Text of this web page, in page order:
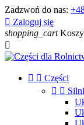
Zadzwoń do nas:
 Zaloguj się
shopping_cart

  Części
 